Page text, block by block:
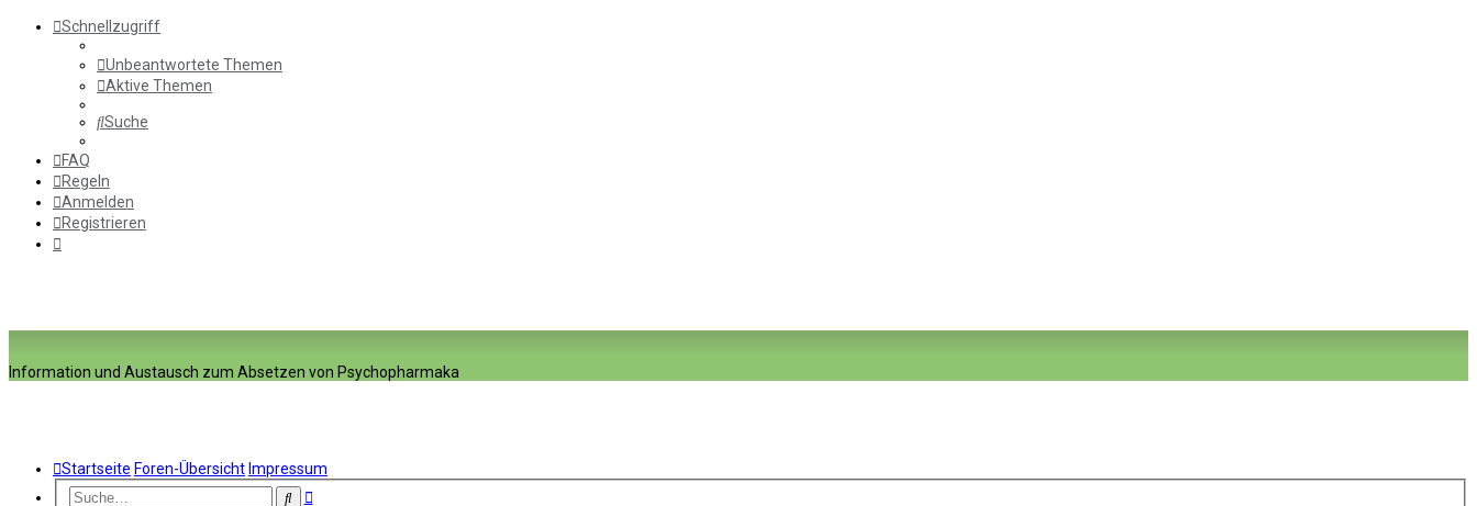
Schnellzugriff
Unbeantwortete Themen
Aktive Themen
Suche
FAQ
Regeln
Anmelden
Registrieren
Information und Austausch zum Absetzen von Psychopharmaka
Startseite Foren-Übersicht Impressum
SucheErweiterte